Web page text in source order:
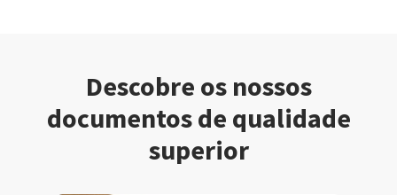
Descobre os nossos
documentos de qualidade
superior